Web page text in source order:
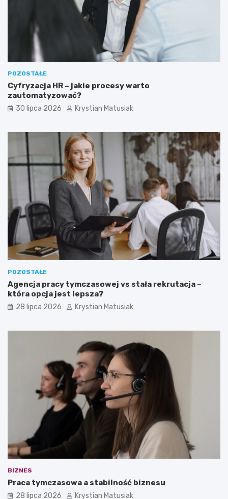
POZOSTAŁE
Cyfryzacja HR – jakie procesy warto
zautomatyzować?
30 lipca 2026 Krystian Matusiak
POZOSTAŁE
Agencja pracy tymczasowej vs stała rekrutacja –
która opcja jest lepsza?
28 lipca 2026 Krystian Matusiak
BIZNES
Praca tymczasowa a stabilność biznesu
28 lipca 2026 Krystian Matusiak